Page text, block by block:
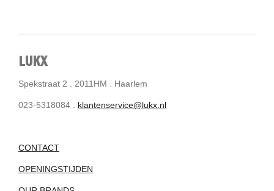
LUKX
Spekstraat 2 . 2011HM . Haarlem
023-5318084 . klantenservice@lukx.nl
CONTACT
OPENINGSTIJDEN